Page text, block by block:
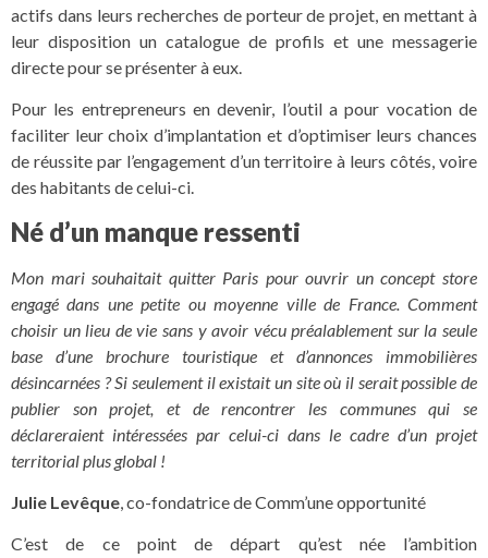
actifs dans leurs recherches de porteur de projet, en mettant à
leur disposition un catalogue de profils et une messagerie
directe pour se présenter à eux.
Pour les entrepreneurs en devenir, l’outil a pour vocation de
faciliter leur choix d’implantation et d’optimiser leurs chances
de réussite par l’engagement d’un territoire à leurs côtés, voire
des habitants de celui-ci.
Né d’un manque ressenti
Mon mari souhaitait quitter Paris pour ouvrir un concept store
engagé dans une petite ou moyenne ville de France. Comment
choisir un lieu de vie sans y avoir vécu préalablement sur la seule
base d’une brochure touristique et d’annonces immobilières
désincarnées ? Si seulement il existait un site où il serait possible de
publier son projet, et de rencontrer les communes qui se
déclareraient intéressées par celui-ci dans le cadre d’un projet
territorial plus global !
Julie Levêque, co-fondatrice de Comm’une opportunité
C’est de ce point de départ qu’est née l’ambition